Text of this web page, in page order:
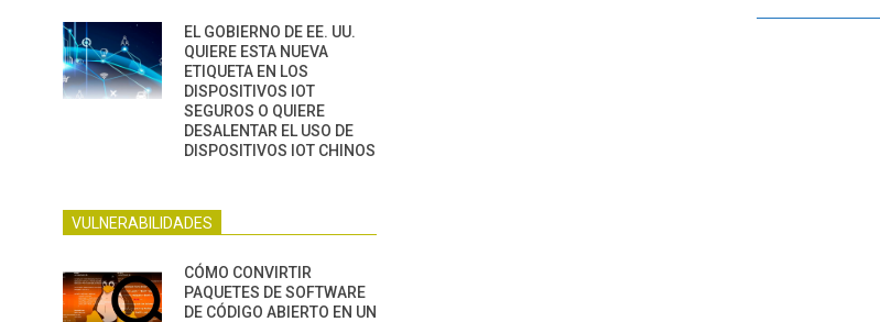
EL GOBIERNO DE EE. UU.
QUIERE ESTA NUEVA
ETIQUETA EN LOS
DISPOSITIVOS IOT
SEGUROS O QUIERE
DESALENTAR EL USO DE
DISPOSITIVOS IOT CHINOS
VULNERABILIDADES
CÓMO CONVIRTIR
PAQUETES DE SOFTWARE
DE CÓDIGO ABIERTO EN UN